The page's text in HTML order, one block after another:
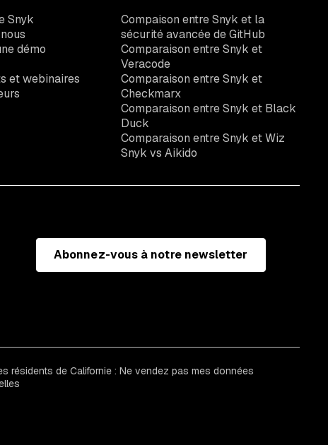
Snyk
démo
et webinaires
Compaison entre Snyk et la
sécurité avancée de GitHub
Comparaison entre Snyk et
Veracode
Comparaison entre Snyk et
Checkmarx
Comparaison entre Snyk et Black
Duck
Comparaison entre Snyk et Wiz
Snyk vs Aikido
Abonnez-vous à notre newsletter
résidents de Californie : Ne vendez pas mes données